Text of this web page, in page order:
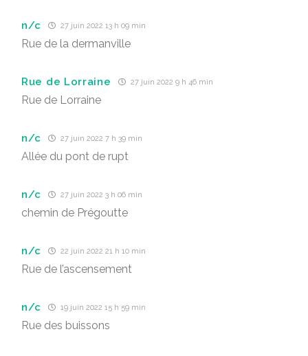
n/c 27 juin 2022 13 h 09 min
Rue de la dermanville
Rue de Lorraine 27 juin 2022 9 h 46 min
Rue de Lorraine
n/c 27 juin 2022 7 h 39 min
Allée du pont de rupt
n/c 27 juin 2022 3 h 06 min
chemin de Prégoutte
n/c 22 juin 2022 21 h 10 min
Rue de l’ascensement
n/c 19 juin 2022 15 h 59 min
Rue des buissons